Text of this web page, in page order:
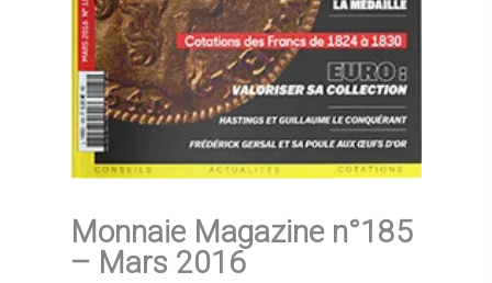
Monnaie Magazine n°185
– Mars 2016